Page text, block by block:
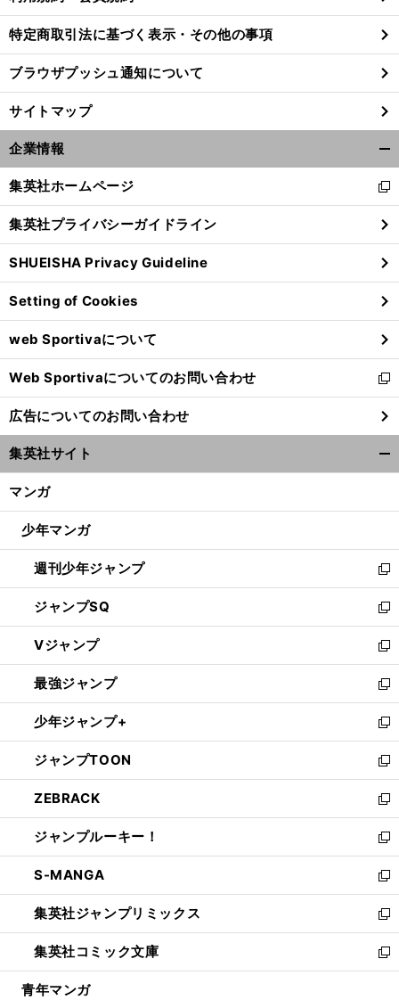
特定商取引法に基づく表示・その他の事項
ブラウザプッシュ通知について
サイトマップ
企業情報
閉
る
集英社ホームページ
新
し
い
ウ
ィ
ン
ド
ウ
で
開
く
集英社プライバシーガイドライン
SHUEISHA Privacy Guideline
Setting of Cookies
web Sportivaについて
Web Sportivaについてのお問い合わせ
新
し
い
ウ
ィ
ン
ウ
開
く
広告についてのお問い合わせ
集英社サイト
マンガ
少年マンガ
週刊少年ジャンプ
新
し
い
ウ
ィ
ン
ド
ウ
で
開
く
ジャンプSQ
新
し
い
ウ
ィ
ン
ド
ウ
で
開
く
Vジャンプ
新
し
い
ウ
ィ
ン
ド
ウ
で
開
く
最強ジャンプ
新
し
い
ウ
ィ
ン
ド
ウ
で
開
く
少年ジャンプ+
新
し
い
ウ
ィ
ン
ド
ウ
で
開
く
ジャンプTOON
新
し
い
ウ
ィ
ン
ド
ウ
で
開
く
ZEBRACK
新
し
い
ウ
ィ
ン
ド
ウ
で
開
ジャンプルーキー！
新
し
い
ウ
ィ
ン
ド
ウ
S-MANGA
新
し
い
ウ
ィ
ン
集英社ジャンプリミックス
新
し
い
ウ
集英社コミック文庫
新
し
青年マンガ